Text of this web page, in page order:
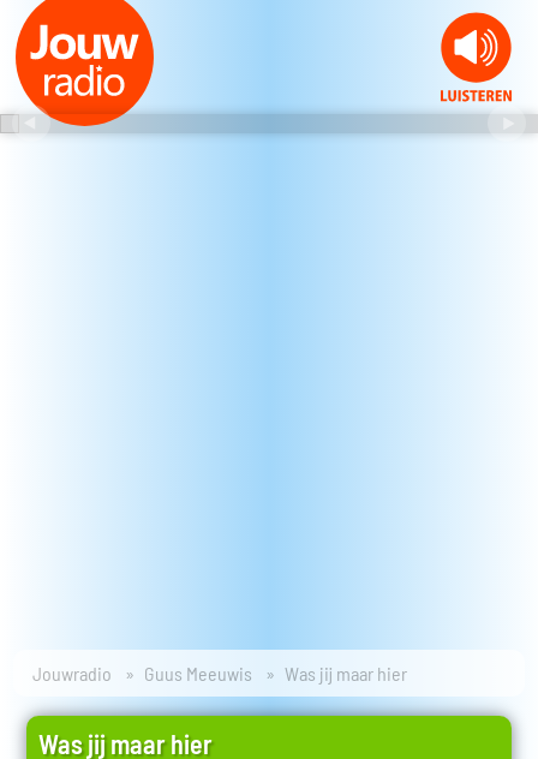
Jouwradio Guus Meeuwis Was jij maar hier
Was jij maar hier